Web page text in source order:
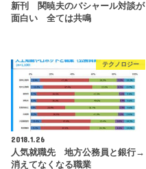
新刊 関暁夫のバシャール対談が
面白い 全ては共鳴
テクノロジー
2018.1.26
人気就職先 地方公務員と銀行→
消えてなくなる職業